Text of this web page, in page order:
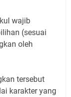
wajib
(sesuai
oleh
tersebut
karakter yang